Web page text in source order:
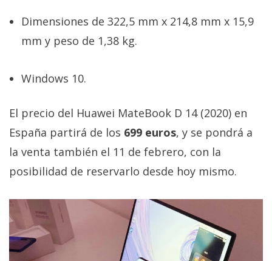
Dimensiones de 322,5 mm x 214,8 mm x 15,9
mm y peso de 1,38 kg.
Windows 10.
El precio del Huawei MateBook D 14 (2020) en
España partirá de los 699 euros, y se pondrá a
la venta también el 11 de febrero, con la
posibilidad de reservarlo desde hoy mismo.